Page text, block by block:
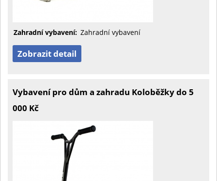
Zahradní vybavení: Zahradní vybavení
Zobrazit detail
Vybavení pro dům a zahradu Koloběžky do 5
000 Kč